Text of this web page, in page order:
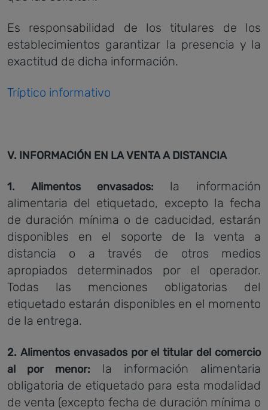
Es responsabilidad de los titulares de los
establecimientos garantizar la presencia y la
exactitud de dicha información.
Tríptico informativo
V. INFORMACIÓN EN LA VENTA A DISTANCIA
1. Alimentos envasados: la información
alimentaria del etiquetado, excepto la fecha
de duración mínima o de caducidad, estarán
disponibles en el soporte de la venta a
distancia o a través de otros medios
apropiados determinados por el operador.
Todas las menciones obligatorias del
etiquetado estarán disponibles en el momento
de la entrega.
2. Alimentos envasados por el titular del comercio
al por menor: la información alimentaria
obligatoria de etiquetado para esta modalidad
de venta (excepto fecha de duración mínima o